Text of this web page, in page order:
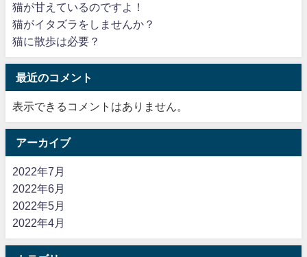
猫が甘えているのですよ！
猫がイタズラをしませんか？
猫に散歩は必要？
最近のコメント
表示できるコメントはありません。
アーカイブ
2022年7月
2022年6月
2022年5月
2022年4月